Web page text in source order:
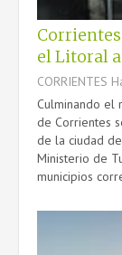
el Litoral
CORRIENTES
Culminando el
de Corrientes
de la ciudad
Ministerio de
municipios